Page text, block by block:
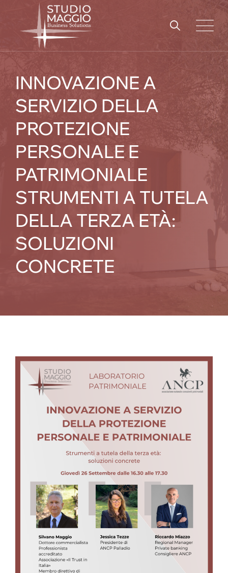
content
INNOVAZIONE A
SERVIZIO DELLA
PROTEZIONE
PERSONALE E
PATRIMONIALE
STRUMENTI A TUTELA
DELLA TERZA ETÀ:
SOLUZIONI
CONCRETE